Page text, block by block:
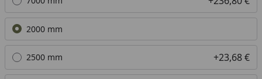
2000 mm
2500 mm +23,68 €